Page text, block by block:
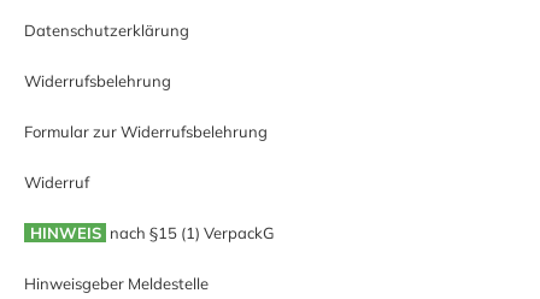
Datenschutzerklärung
Widerrufsbelehrung
Formular zur Widerrufsbelehrung
Widerruf
HINWEIS nach §15 (1) VerpackG
Hinweisgeber Meldestelle